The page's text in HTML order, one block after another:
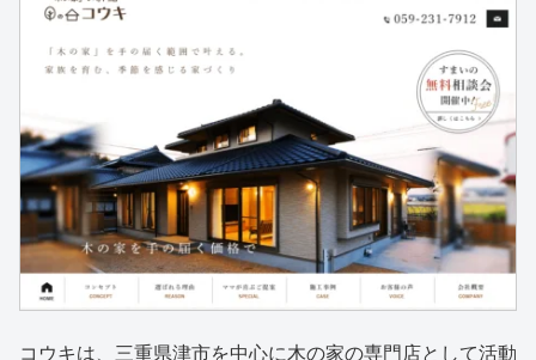
コウキは、三重県津市を中心に木の家の専門店として活動